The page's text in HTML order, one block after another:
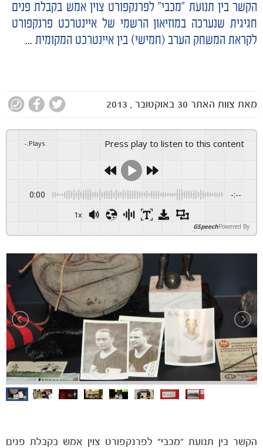
הקבוצות
הקשר בין תנועת "מכבי" לפרנקפורט צוין אמש בקבלת פנים
חגיגית שנערכה במוזיאון הרשמי של איינטרכט פרנקפורט
לקראת המשחק הערב (חמישי) בין איינטרכט המקומית ...
מאת צוות האתר 30 באוקטובר , 2013
Press play to listen to this content
Plays
:
-
0:00 -:--
1x
Powered By
GSpeech
הקשר בין תנועת "מכבי" לפרנקפורט צוין אמש בקבלת פנים